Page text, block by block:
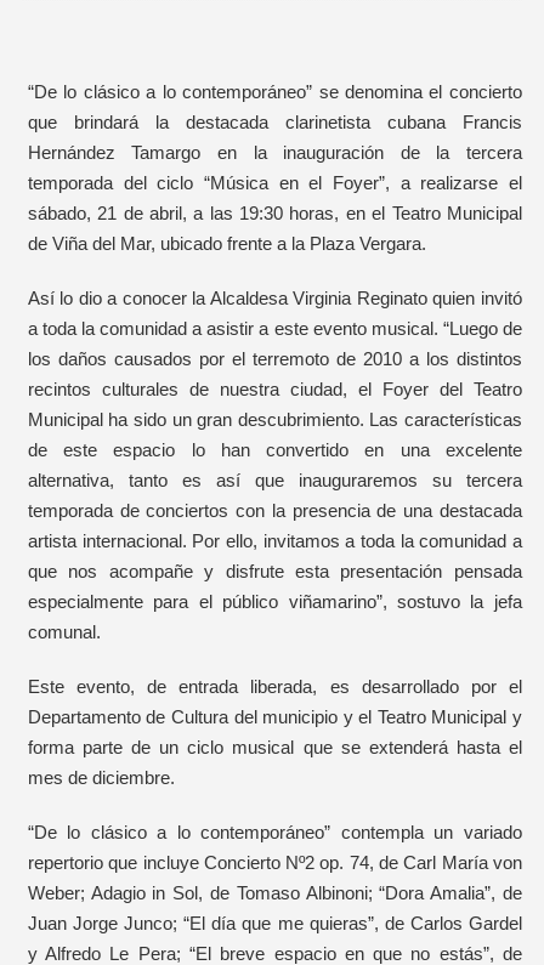
“De lo clásico a lo contemporáneo” se denomina el concierto
que brindará la destacada clarinetista cubana Francis
Hernández Tamargo en la inauguración de la tercera
temporada del ciclo “Música en el Foyer”, a realizarse el
sábado, 21 de abril, a las 19:30 horas, en el Teatro Municipal
de Viña del Mar, ubicado frente a la Plaza Vergara.
Así lo dio a conocer la Alcaldesa Virginia Reginato quien invitó
a toda la comunidad a asistir a este evento musical. “Luego de
los daños causados por el terremoto de 2010 a los distintos
recintos culturales de nuestra ciudad, el Foyer del Teatro
Municipal ha sido un gran descubrimiento. Las características
de este espacio lo han convertido en una excelente
alternativa, tanto es así que inauguraremos su tercera
temporada de conciertos con la presencia de una destacada
artista internacional. Por ello, invitamos a toda la comunidad a
que nos acompañe y disfrute esta presentación pensada
especialmente para el público viñamarino”, sostuvo la jefa
comunal.
Este evento, de entrada liberada, es desarrollado por el
Departamento de Cultura del municipio y el Teatro Municipal y
forma parte de un ciclo musical que se extenderá hasta el
mes de diciembre.
“De lo clásico a lo contemporáneo” contempla un variado
repertorio que incluye Concierto Nº2 op. 74, de Carl María von
Weber; Adagio in Sol, de Tomaso Albinoni; “Dora Amalia”, de
Juan Jorge Junco; “El día que me quieras”, de Carlos Gardel
y Alfredo Le Pera; “El breve espacio en que no estás”, de